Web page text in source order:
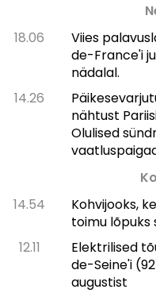
18.06
Viies
de-France'i
nädalal.
14.26
nähtust
Olulised
14.54
Kohvijooks,
toimu lõpuks
12.11
Elektrilised
de-Seine'i
augustist